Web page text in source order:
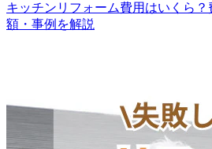
キッチンリフォーム費用はいくら
額・事例を解説